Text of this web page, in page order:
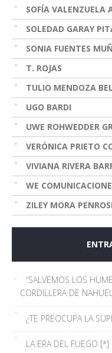
SOFÍA VALENZUELA
SOLEDAD GARAY
SONIA FUENTES
T. ROJAS
TULIO MENDOZA
UGO BARDI
UWE ROHWEDDER
VERÓNICA PRIETO
VIVIANA RIVERA
WE
ZILEY MORA
“SALVEMOS LOS
CORDILLERA DE
¿TE PREOCUPA LA
LA ERA DEL FUEGO [*]